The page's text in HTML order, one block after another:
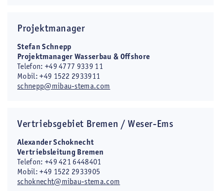
Projektmanager
Stefan Schnepp
Projektmanager Wasserbau & Offshore
Telefon: +49 4777 9339 11
Mobil: +49 1522 2933911
schnepp@mibau-stema.com
Vertriebsgebiet Bremen / Weser-Ems
Alexander Schoknecht
Vertriebsleitung Bremen
Telefon: +49 421 6448401
Mobil: +49 1522 2933905
schoknecht@mibau-stema.com